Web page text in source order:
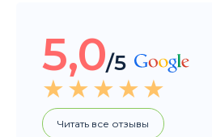
Читать все отзывы
Общий рейтинг магазина за
НАШИ ПОКУПАТЕЛИ